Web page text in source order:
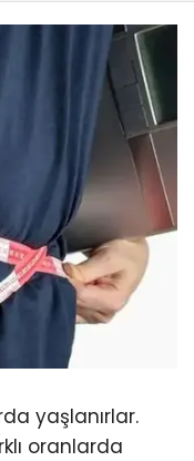
yaşlanırlar.
oranlarda